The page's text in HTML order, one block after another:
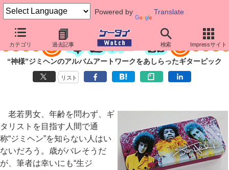
Powered by Translate
カテゴリ 過去記事 検索 Impressサイト
“神様”ジミヘンのアルバムアートワークをあしらったギターピック
リスト
老若男女、年齢を問わず、ギ
タリストを目指す人間で通
称“ジミヘン”を知らない人はい
ないだろう。歳がバレそうだ
が、筆者は幸いにも“生ジ